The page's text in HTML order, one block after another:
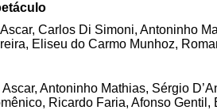
Carlos Di Simoni, Antoninho
Eliseu do Carmo Munhoz,
Antoninho Mathias, Sérgio
Ricardo Faria, Afonso